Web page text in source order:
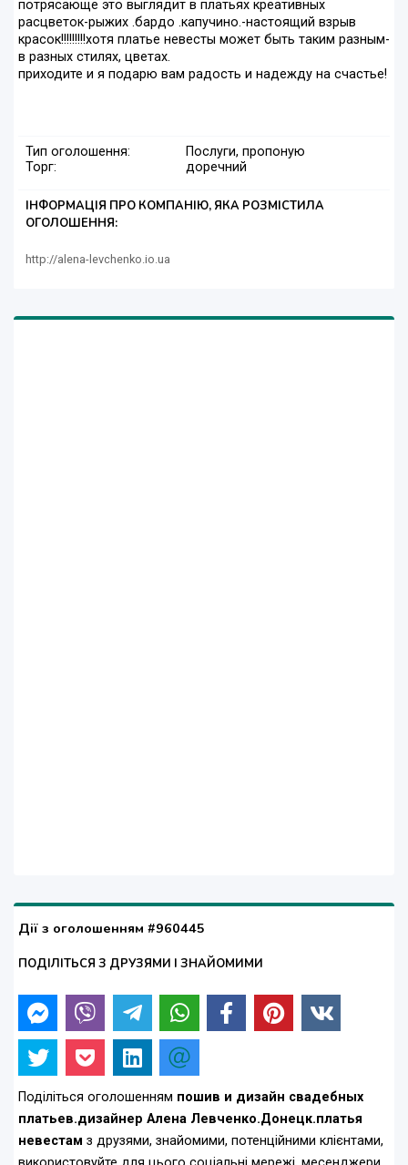
потрясающе это выглядит в платьях креативных
расцветок-рыжих .бардо .капучино.-настоящий взрыв
красок!!!!!!!!!хотя платье невесты может быть таким разным-
в разных стилях, цветах.
приходите и я подарю вам радость и надежду на счастье!
Тип оголошення:
Послуги, пропоную
Торг:
доречний
ІНФОРМАЦІЯ ПРО КОМПАНІЮ, ЯКА РОЗМІСТИЛА
ОГОЛОШЕННЯ:
http://alena-levchenko.io.ua
Дії з оголошенням #960445
ПОДІЛІТЬСЯ З ДРУЗЯМИ І ЗНАЙОМИМИ
Поділіться оголошенням пошив и дизайн свадебных
платьев.дизайнер Алена Левченко.Донецк.платья
невестам з друзями, знайомими, потенційними клієнтами,